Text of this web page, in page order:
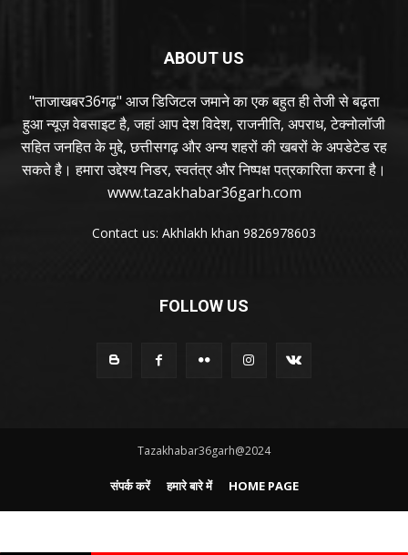
ABOUT US
"ताजाखबर36गढ़" आज डिजिटल जमाने का एक बहुत ही तेजी से बढ़ता
हुआ न्यूज़ वेबसाइट है, जहां आप देश विदेश, राजनीति, अपराध, टेक्नोलॉजी
सहित जनहित के मुद्दे, छत्तीसगढ़ और अन्य शहरों की खबरों के अपडेटेड रह
सकते है। हमारा उद्देश्य निडर, स्वतंत्र और निष्पक्ष पत्रकारिता करना है।
www.tazakhabar36garh.com
Contact us: Akhlakh khan 9826978603
FOLLOW US
Tazakhabar36garh@2024
संपर्क करें हमारे बारे में HOME PAGE